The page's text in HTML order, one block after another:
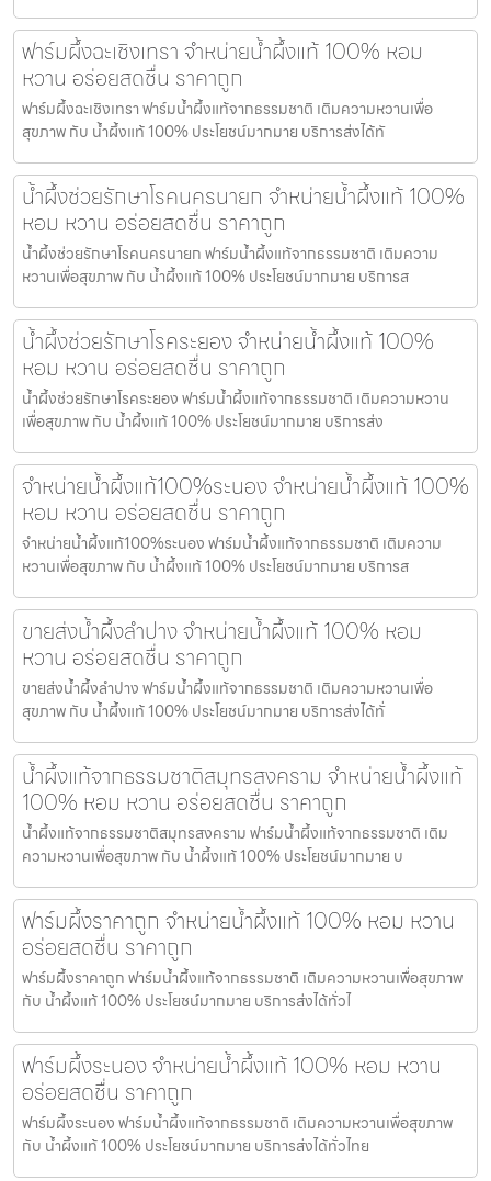
ฟาร์มผึ้งฉะเชิงเทรา จำหน่ายน้ำผึ้งแท้ 100% หอม
หวาน อร่อยสดชื่น ราคาถูก
ฟาร์มผึ้งฉะเชิงเทรา ฟาร์มน้ำผึ้งแท้จากธรรมชาติ เติมความหวานเพื่อ
สุขภาพ กับ น้ำผึ้งแท้ 100% ประโยชน์มากมาย บริการส่งได้ทั
น้ำผึ้งช่วยรักษาโรคนครนายก จำหน่ายน้ำผึ้งแท้ 100%
หอม หวาน อร่อยสดชื่น ราคาถูก
น้ำผึ้งช่วยรักษาโรคนครนายก ฟาร์มน้ำผึ้งแท้จากธรรมชาติ เติมความ
หวานเพื่อสุขภาพ กับ น้ำผึ้งแท้ 100% ประโยชน์มากมาย บริการส
น้ำผึ้งช่วยรักษาโรคระยอง จำหน่ายน้ำผึ้งแท้ 100%
หอม หวาน อร่อยสดชื่น ราคาถูก
น้ำผึ้งช่วยรักษาโรคระยอง ฟาร์มน้ำผึ้งแท้จากธรรมชาติ เติมความหวาน
เพื่อสุขภาพ กับ น้ำผึ้งแท้ 100% ประโยชน์มากมาย บริการส่ง
จำหน่ายน้ำผึ้งแท้100%ระนอง จำหน่ายน้ำผึ้งแท้ 100%
หอม หวาน อร่อยสดชื่น ราคาถูก
จำหน่ายน้ำผึ้งแท้100%ระนอง ฟาร์มน้ำผึ้งแท้จากธรรมชาติ เติมความ
หวานเพื่อสุขภาพ กับ น้ำผึ้งแท้ 100% ประโยชน์มากมาย บริการส
ขายส่งน้ำผึ้งลำปาง จำหน่ายน้ำผึ้งแท้ 100% หอม
หวาน อร่อยสดชื่น ราคาถูก
ขายส่งน้ำผึ้งลำปาง ฟาร์มน้ำผึ้งแท้จากธรรมชาติ เติมความหวานเพื่อ
สุขภาพ กับ น้ำผึ้งแท้ 100% ประโยชน์มากมาย บริการส่งได้ทั่
น้ำผึ้งแท้จากธรรมชาติสมุทรสงคราม จำหน่ายน้ำผึ้งแท้
100% หอม หวาน อร่อยสดชื่น ราคาถูก
น้ำผึ้งแท้จากธรรมชาติสมุทรสงคราม ฟาร์มน้ำผึ้งแท้จากธรรมชาติ เติม
ความหวานเพื่อสุขภาพ กับ น้ำผึ้งแท้ 100% ประโยชน์มากมาย บ
ฟาร์มผึ้งราคาถูก จำหน่ายน้ำผึ้งแท้ 100% หอม หวาน
อร่อยสดชื่น ราคาถูก
ฟาร์มผึ้งราคาถูก ฟาร์มน้ำผึ้งแท้จากธรรมชาติ เติมความหวานเพื่อสุขภาพ
กับ น้ำผึ้งแท้ 100% ประโยชน์มากมาย บริการส่งได้ทั่วไ
ฟาร์มผึ้งระนอง จำหน่ายน้ำผึ้งแท้ 100% หอม หวาน
อร่อยสดชื่น ราคาถูก
ฟาร์มผึ้งระนอง ฟาร์มน้ำผึ้งแท้จากธรรมชาติ เติมความหวานเพื่อสุขภาพ
กับ น้ำผึ้งแท้ 100% ประโยชน์มากมาย บริการส่งได้ทั่วไทย